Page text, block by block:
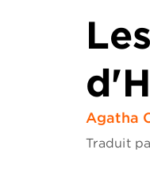
Agatha
Traduit